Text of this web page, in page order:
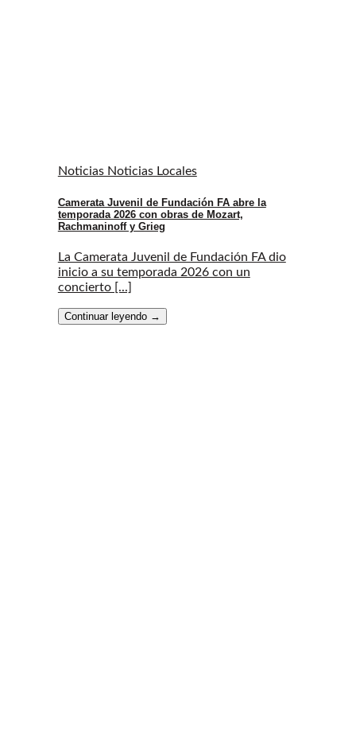
Noticias Noticias Locales
Camerata Juvenil de Fundación FA abre la
temporada 2026 con obras de Mozart,
Rachmaninoff y Grieg
La Camerata Juvenil de Fundación FA dio
inicio a su temporada 2026 con un
concierto [...]
Continuar leyendo →